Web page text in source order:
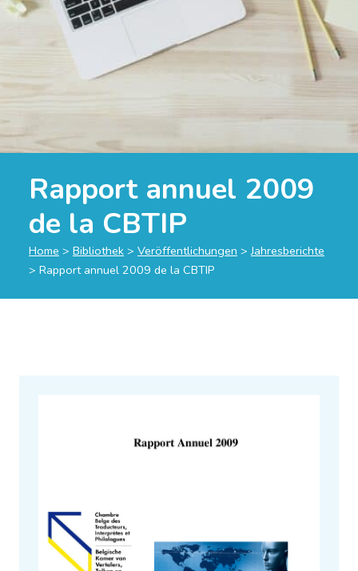
Rapport annuel 2009
de la CBTIP
Home > Bibliothek > Veröffentlichungen >Jahresberichte
> Rapport annuel 2009 de la CBTIP